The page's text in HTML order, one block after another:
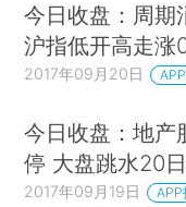
今日收盘：周期
沪指低开高走涨
2017年09月20日
今日收盘：地产
停 大盘跳水20
2017年09月19日 APP